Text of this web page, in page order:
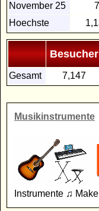
November 25
7
Hoechste
Besucher
Gesamt 7,147
Musikinstrumente
Instrumente ♫